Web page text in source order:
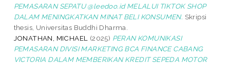
PEMASARAN SEPATU @leedoo.id MELALUI TIKTOK SHOP
DALAM MENINGKATKAN MINAT BELI KONSUMEN. Skripsi
thesis, Universitas Buddhi Dharma.
JONATHAN, MICHAEL
(2025) PERAN KOMUNIKASI
PEMASARAN DIVISI MARKETING BCA FINANCE CABANG
VICTORIA DALAM MEMBERIKAN KREDIT SEPEDA MOTOR